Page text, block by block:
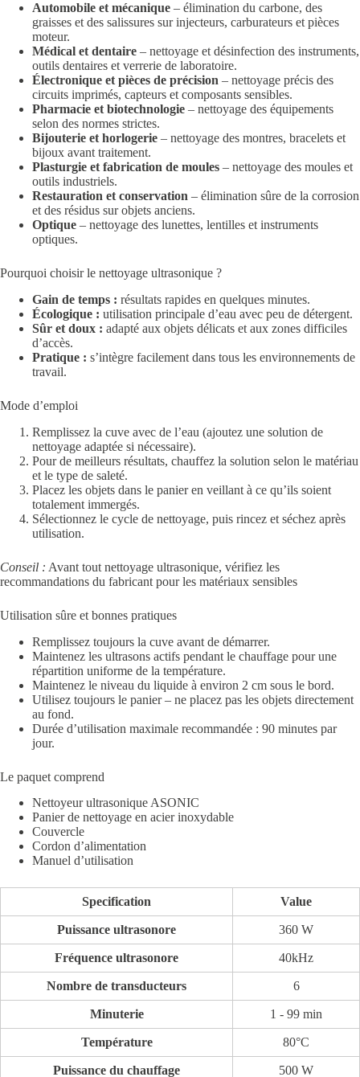
Automobile et mécanique – élimination du carbone, des
graisses et des salissures sur injecteurs, carburateurs et pièces
moteur.
Médical et dentaire – nettoyage et désinfection des instruments,
outils dentaires et verrerie de laboratoire.
Électronique et pièces de précision – nettoyage précis des
circuits imprimés, capteurs et composants sensibles.
Pharmacie et biotechnologie – nettoyage des équipements
selon des normes strictes.
Bijouterie et horlogerie – nettoyage des montres, bracelets et
bijoux avant traitement.
Plasturgie et fabrication de moules – nettoyage des moules et
outils industriels.
Restauration et conservation – élimination sûre de la corrosion
et des résidus sur objets anciens.
Optique – nettoyage des lunettes, lentilles et instruments
optiques.
Pourquoi choisir le nettoyage ultrasonique ?
Gain de temps : résultats rapides en quelques minutes.
Écologique : utilisation principale d’eau avec peu de détergent.
Sûr et doux : adapté aux objets délicats et aux zones difficiles
d’accès.
Pratique : s’intègre facilement dans tous les environnements de
travail.
Mode d’emploi
Remplissez la cuve avec de l’eau (ajoutez une solution de
nettoyage adaptée si nécessaire).
Pour de meilleurs résultats, chauffez la solution selon le matériau
et le type de saleté.
Placez les objets dans le panier en veillant à ce qu’ils soient
totalement immergés.
Sélectionnez le cycle de nettoyage, puis rincez et séchez après
utilisation.
Conseil : Avant tout nettoyage ultrasonique, vérifiez les
recommandations du fabricant pour les matériaux sensibles
Utilisation sûre et bonnes pratiques
Remplissez toujours la cuve avant de démarrer.
Maintenez les ultrasons actifs pendant le chauffage pour une
répartition uniforme de la température.
Maintenez le niveau du liquide à environ 2 cm sous le bord.
Utilisez toujours le panier – ne placez pas les objets directement
au fond.
Durée d’utilisation maximale recommandée : 90 minutes par
jour.
Le paquet comprend
Nettoyeur ultrasonique ASONIC
Panier de nettoyage en acier inoxydable
Couvercle
Cordon d’alimentation
Manuel d’utilisation
Specification Value
Puissance ultrasonore 360 W
Fréquence ultrasonore 40kHz
Nombre de transducteurs 6
Minuterie 1 - 99 min
Température 80°C
Puissance du chauffage 500 W